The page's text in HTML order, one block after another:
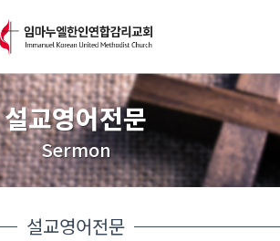
설교영어전문
Sermon
설교영어전문